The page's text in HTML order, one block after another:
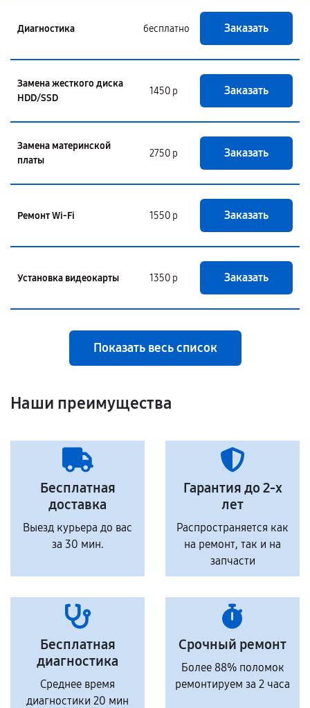
Диагностика бесплатно Заказать
Замена жесткого диска
HDD/SSD
1450 р Заказать
Замена материнской
платы
2750 р Заказать
Ремонт Wi-Fi 1550 р Заказать
Установка видеокарты 1350 р Заказать
Показать весь список
Наши преимущества
Бесплатная
доставка
Выезд курьера до вас
за 30 мин.
Гарантия до 2-х
лет
Распространяется как
на ремонт, так и на
запчасти
Бесплатная
диагностика
Среднее время
диагностики 20 мин
Срочный ремонт
Более 88% поломок
ремонтируем за 2 часа